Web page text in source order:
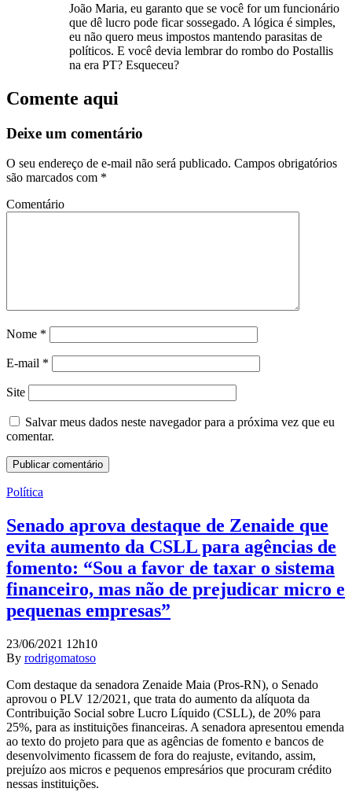
João Maria, eu garanto que se você for um funcionário
que dê lucro pode ficar sossegado. A lógica é simples,
eu não quero meus impostos mantendo parasitas de
políticos. E você devia lembrar do rombo do Postallis
na era PT? Esqueceu?
Comente aqui
Deixe um comentário
O seu endereço de e-mail não será publicado. Campos obrigatórios
são marcados com *
Comentário
Nome *
E-mail *
Site
Salvar meus dados neste navegador para a próxima vez que eu
comentar.
Política
Senado aprova destaque de Zenaide que
evita aumento da CSLL para agências de
fomento: “Sou a favor de taxar o sistema
financeiro, mas não de prejudicar micro e
pequenas empresas”
23/06/2021 12h10
By rodrigomatoso
Com destaque da senadora Zenaide Maia (Pros-RN), o Senado
aprovou o PLV 12/2021, que trata do aumento da alíquota da
Contribuição Social sobre Lucro Líquido (CSLL), de 20% para
25%, para as instituições financeiras. A senadora apresentou emenda
ao texto do projeto para que as agências de fomento e bancos de
desenvolvimento ficassem de fora do reajuste, evitando, assim,
prejuízo aos micros e pequenos empresários que procuram crédito
nessas instituições.